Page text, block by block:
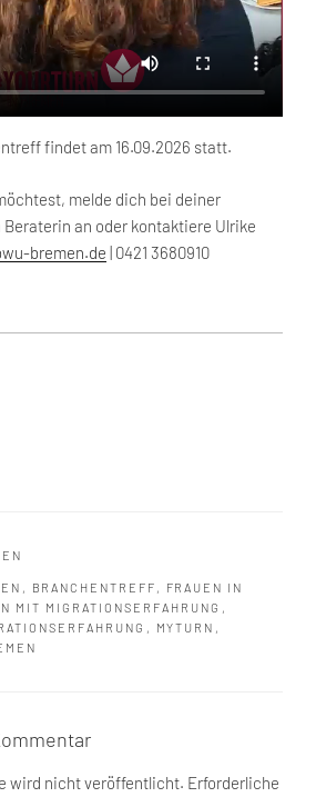
findet am 16.09.2026 statt.
melde dich bei deiner
Beraterin an oder kontaktiere Ulrike
bremen.de | 0421 3680910
, BRANCHENTREFF ,
FRAUEN IN
MIT MIGRATIONSERFAHRUNG ,
, MYTURN ,
wird nicht veröffentlicht. Erforderliche